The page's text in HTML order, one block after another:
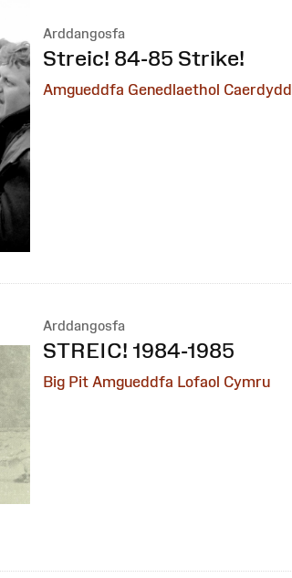
Arddangosfa
:
Streic! 84-85 Strike!
Amgueddfa Genedlaethol Caerdydd
Arddangosfa
:
STREIC! 1984-1985
Big Pit Amgueddfa Lofaol Cymru